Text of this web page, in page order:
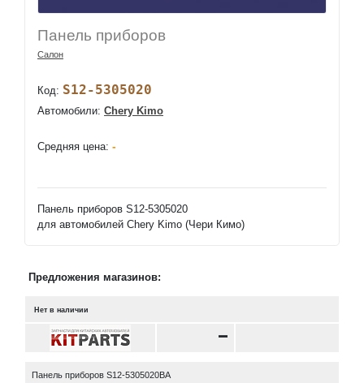
Панель приборов
Салон
Код: S12-5305020
Автомобили: Chery Kimo
Средняя цена: -
Панель приборов S12-5305020
для автомобилей Chery Kimo (Чери Кимо)
Предложения магазинов:
Нет в наличии
Панель приборов S12-5305020BA